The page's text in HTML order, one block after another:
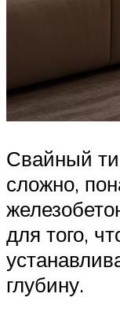
Свайный
сложно,
для того,
глубину.